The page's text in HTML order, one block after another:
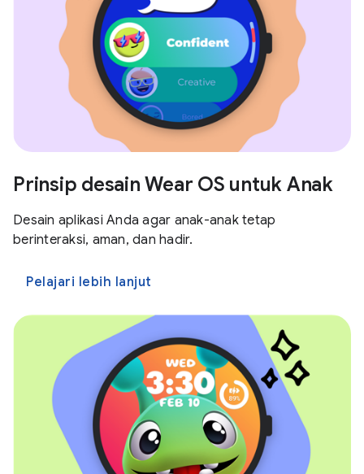
Prinsip desain Wear OS untuk Anak
Desain aplikasi Anda agar anak-anak tetap
berinteraksi, aman, dan hadir.
Pelajari lebih lanjut